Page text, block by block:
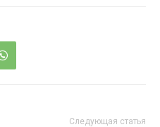
Следующая статья